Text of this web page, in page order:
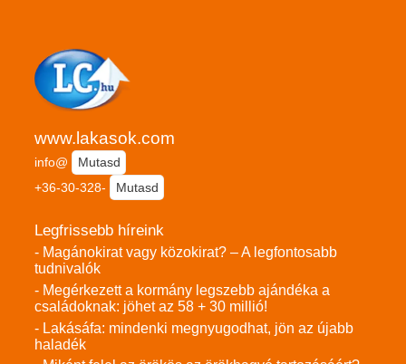
www.lakasok.com
info@
Mutasd
+36-30-328-
Mutasd
Legfrissebb híreink
- Magánokirat vagy közokirat? – A legfontosabb
tudnivalók
- Megérkezett a kormány legszebb ajándéka a
családoknak: jöhet az 58 + 30 millió!
- Lakásáfa: mindenki megnyugodhat, jön az újabb
haladék